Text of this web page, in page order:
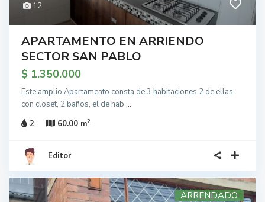
12
APARTAMENTO EN ARRIENDO
SECTOR SAN PABLO
$ 1.350.000
Este amplio Apartamento consta de 3 habitaciones 2 de ellas
con closet, 2 baños, el de hab ...
2
60.00 m2
Editor
ARRENDADO